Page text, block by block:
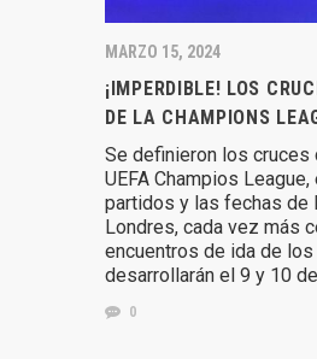
MARZO 15, 2024
¡IMPERDIBLE! LOS
DE LA CHAMPIONS
Se definieron los cruces
UEFA Champios
partidos y las fechas de
Londres, cada vez más
encuentros de ida de
desarrollarán el 9 y 10
0